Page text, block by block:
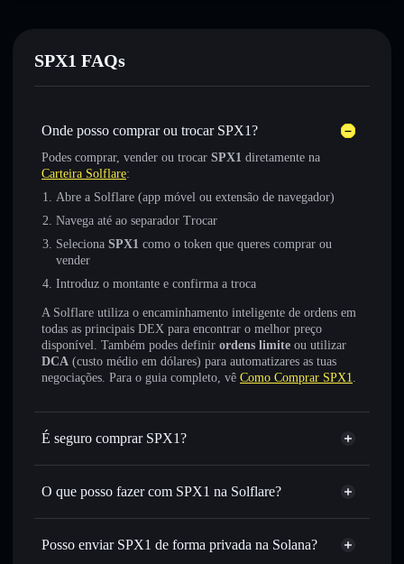
SPX1 FAQs
Onde posso comprar ou trocar SPX1?
Podes comprar, vender ou trocar SPX1 diretamente na
Carteira Solflare:
Abre a Solflare (app móvel ou extensão de navegador)
Navega até ao separador Trocar
Seleciona SPX1 como o token que queres comprar ou
vender
Introduz o montante e confirma a troca
A Solflare utiliza o encaminhamento inteligente de ordens em
todas as principais DEX para encontrar o melhor preço
disponível. Também podes definir ordens limite ou utilizar
DCA (custo médio em dólares) para automatizares as tuas
negociações. Para o guia completo, vê Como Comprar SPX1.
É seguro comprar SPX1?
SPX1 não está verificado
O que posso fazer com SPX1 na Solflare?
SPX1
Carteira Solflare
Trocar instantaneamente— trocar SPX1 por SOL,
Posso enviar SPX1 de forma privada na Solana?